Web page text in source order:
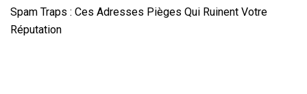
Spam Traps : Ces Adresses Pièges Qui Ruinent Votre
Réputation